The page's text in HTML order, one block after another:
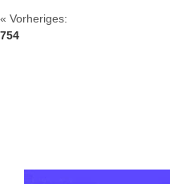
« Vorheriges:
754